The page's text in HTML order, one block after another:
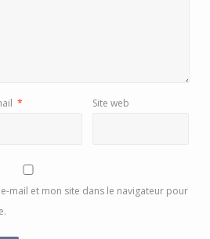
* Site web
mail et mon site dans le navigateur pour